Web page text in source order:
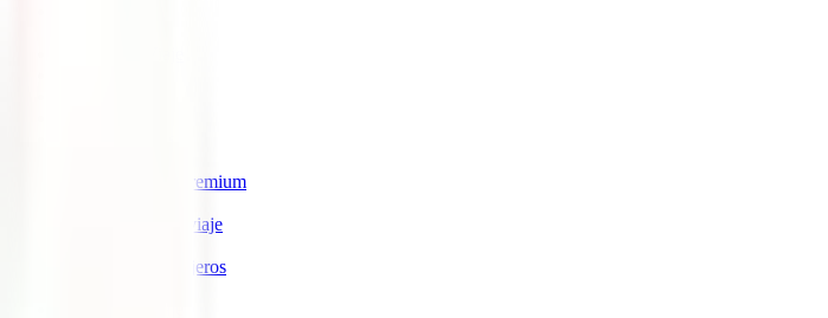
IATI Anulación Premium
IATI Anual Multiviaje
IATI Grandes Viajeros